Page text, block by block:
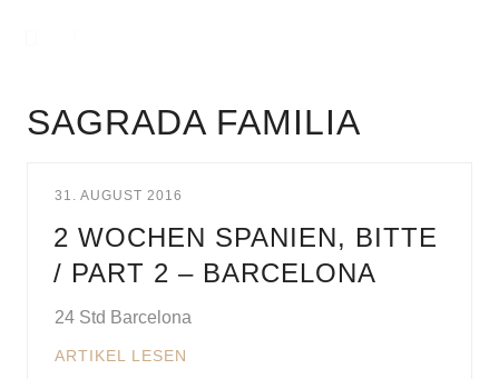
SAGRADA FAMILIA
31. AUGUST 2016
2 WOCHEN SPANIEN, BITTE
/ PART 2 – BARCELONA
24 Std Barcelona
ARTIKEL LESEN